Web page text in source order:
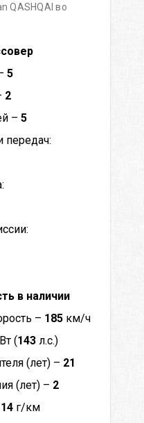
QASHQAI во
5
2
– 5
передач:
в наличии
– 185 км/ч
(143 л.с.)
(лет) – 21
(лет) – 2
г/км